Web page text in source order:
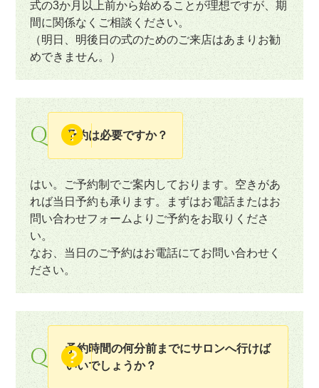
式の3か月以上前から始めることが理想ですが、期
間に関係なくご相談ください。
（明日、明後日の式のためのご来店はあまりお勧
めできません。）
Q 予約は必要ですか？
はい。ご予約制でご案内しております。空きがあ
れば当日予約も承ります。まずはお電話またはお
問い合わせフォームよりご予約をお取りくださ
い。
なお、当日のご予約はお電話にてお問い合わせく
ださい。
Q
予約時間の何分前までにサロンへ行けば
いいでしょうか？